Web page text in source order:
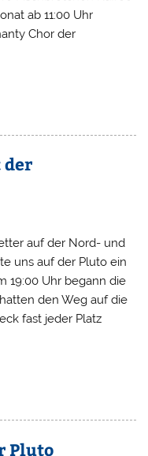
ab 11:00 Uhr
Chor der
der
auf der Nord- und
uns auf der Pluto ein
19:00 Uhr begann die
den Weg auf die
fast jeder Platz
Pluto